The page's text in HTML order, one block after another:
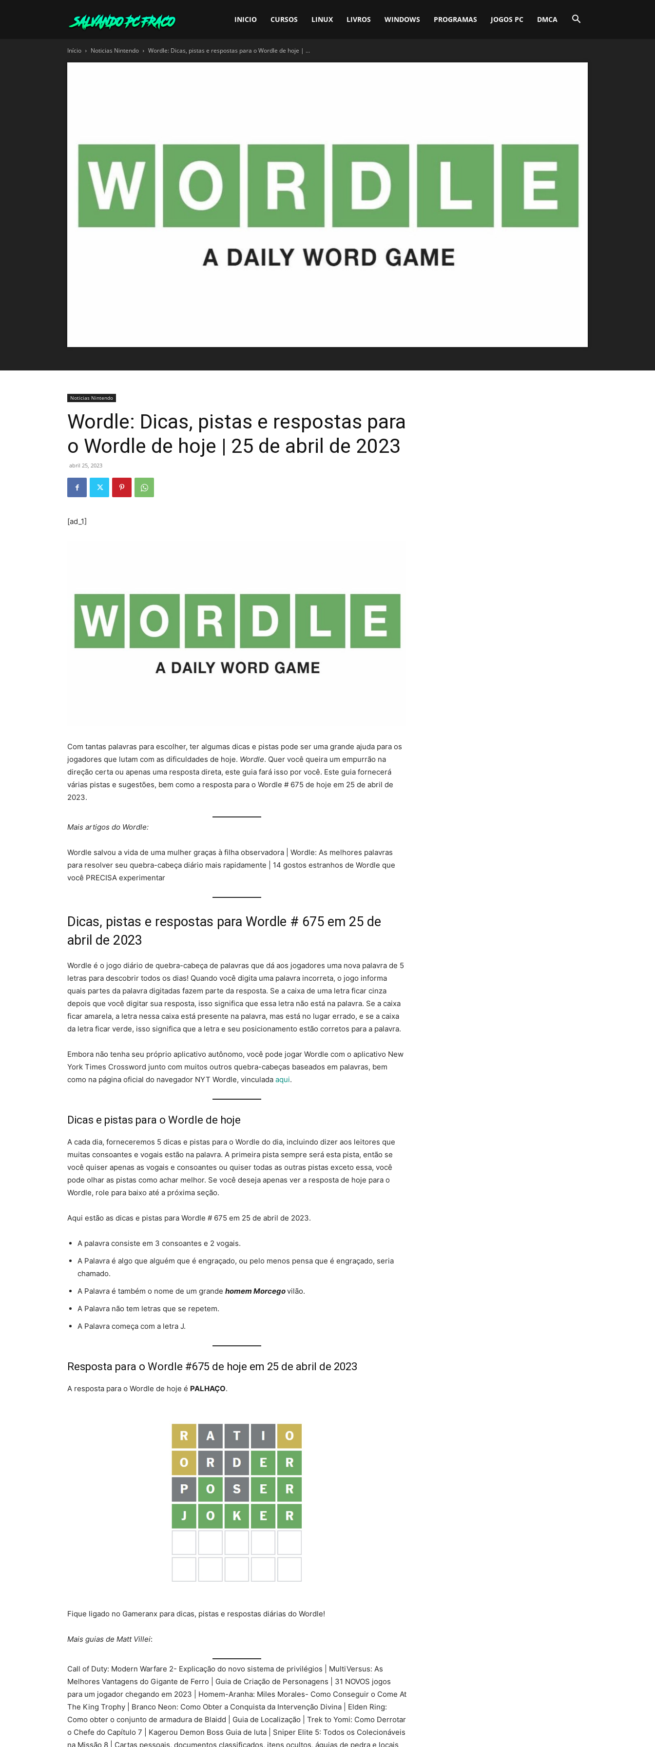
INICIO CURSOS LINUX LIVROS WINDOWS PROGRAMAS JOGOS PC DMCA
Início Noticias Nintendo Wordle: Dicas, pistas e respostas para o Wordle de hoje | ...
Noticias Nintendo
Wordle: Dicas, pistas e respostas para
o Wordle de hoje | 25 de abril de 2023
abril 25, 2023
[ad_1]
Com tantas palavras para escolher, ter algumas dicas e pistas pode ser uma grande ajuda para os
jogadores que lutam com as dificuldades de hoje. Wordle. Quer você queira um empurrão na
direção certa ou apenas uma resposta direta, este guia fará isso por você. Este guia fornecerá
várias pistas e sugestões, bem como a resposta para o Wordle # 675 de hoje em 25 de abril de
2023.
Mais artigos do Wordle:
Wordle salvou a vida de uma mulher graças à filha observadora | Wordle: As melhores palavras
para resolver seu quebra-cabeça diário mais rapidamente | 14 gostos estranhos de Wordle que
você PRECISA experimentar
Dicas, pistas e respostas para Wordle # 675 em 25 de
abril de 2023
Wordle é o jogo diário de quebra-cabeça de palavras que dá aos jogadores uma nova palavra de 5
letras para descobrir todos os dias! Quando você digita uma palavra incorreta, o jogo informa
quais partes da palavra digitadas fazem parte da resposta. Se a caixa de uma letra ficar cinza
depois que você digitar sua resposta, isso significa que essa letra não está na palavra. Se a caixa
ficar amarela, a letra nessa caixa está presente na palavra, mas está no lugar errado, e se a caixa
da letra ficar verde, isso significa que a letra e seu posicionamento estão corretos para a palavra.
Embora não tenha seu próprio aplicativo autônomo, você pode jogar Wordle com o aplicativo New
York Times Crossword junto com muitos outros quebra-cabeças baseados em palavras, bem
como na página oficial do navegador NYT Wordle, vinculada aqui.
Dicas e pistas para o Wordle de hoje
A cada dia, forneceremos 5 dicas e pistas para o Wordle do dia, incluindo dizer aos leitores que
muitas consoantes e vogais estão na palavra. A primeira pista sempre será esta pista, então se
você quiser apenas as vogais e consoantes ou quiser todas as outras pistas exceto essa, você
pode olhar as pistas como achar melhor. Se você deseja apenas ver a resposta de hoje para o
Wordle, role para baixo até a próxima seção.
Aqui estão as dicas e pistas para Wordle # 675 em 25 de abril de 2023.
A palavra consiste em 3 consoantes e 2 vogais.
A Palavra é algo que alguém que é engraçado, ou pelo menos pensa que é engraçado, seria
chamado.
A Palavra é também o nome de um grande homem Morcegovilão.
A Palavra não tem letras que se repetem.
A Palavra começa com a letra J.
Resposta para o Wordle #675 de hoje em 25 de abril de 2023
A resposta para o Wordle de hoje é PALHAÇO.
Fique ligado no Gameranx para dicas, pistas e respostas diárias do Wordle!
Mais guias de Matt Villei:
Call of Duty: Modern Warfare 2- Explicação do novo sistema de privilégios | MultiVersus: As
Melhores Vantagens do Gigante de Ferro | Guia de Criação de Personagens | 31 NOVOS jogos
para um jogador chegando em 2023 | Homem-Aranha: Miles Morales- Como Conseguir o Come At
The King Trophy | Branco Neon: Como Obter a Conquista da Intervenção Divina | Elden Ring:
Como obter o conjunto de armadura de Blaidd | Guia de Localização | Trek to Yomi: Como Derrotar
o Chefe do Capítulo 7 | Kagerou Demon Boss Guia de luta | Sniper Elite 5: Todos os Colecionáveis
​​na Missão 8 | Cartas pessoais, documentos classificados, itens ocultos, águias de pedra e locais